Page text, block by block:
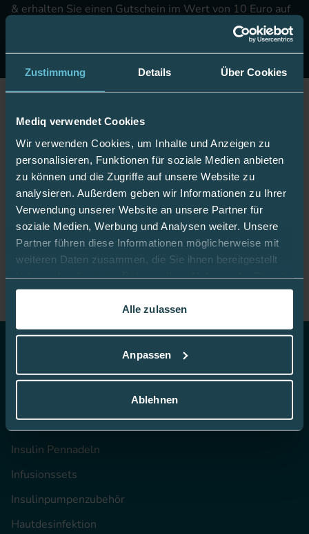
Zustimmung Details Über Cookies
Mediq verwendet Cookies
Wir verwenden Cookies, um Inhalte und Anzeigen zu
personalisieren, Funktionen für soziale Medien anbieten
zu können und die Zugriffe auf unsere Website zu
analysieren. Außerdem geben wir Informationen zu Ihrer
Verwendung unserer Website an unsere Partner für
soziale Medien, Werbung und Analysen weiter. Unsere
Partner führen diese Informationen möglicherweise mit
weiteren Daten zusammen, die Sie ihnen bereitgestellt
gesammelt haben.
In dieser
Alle zulassen
Anpassen
Ablehnen
& erhalten Sie einen Gutschein im Wert von 10 Euro auf
Jetzt Fan werden!
Bleiben Sie gut informiert:
Mediq App
Top Themen
Blutzucker-Teststreifen
Insulin Pennadeln
Infusionssets
Insulinpumpenzubehör
Hautdesinfektion